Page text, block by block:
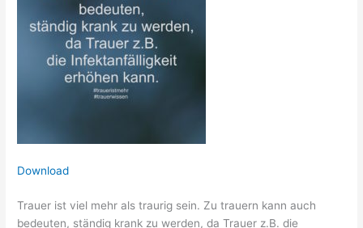
Download
Trauer ist viel mehr als traurig sein. Zu trauern kann auch
bedeuten, ständig krank zu werden, da Trauer z.B. die